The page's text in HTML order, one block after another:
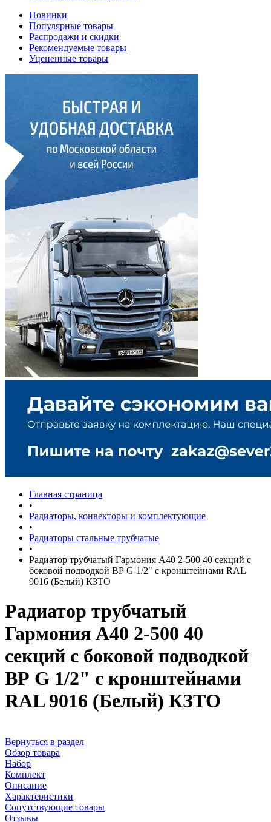
Новинки
Популярные товары
Распродажи и скидки
Рекомендуемые товары
Уцененные товары
Главная страница
•
Радиаторы, конвекторы и комплектующие
•
Радиаторы стальные трубчатые
•
Радиатор трубчатый Гармония А40 2-500 40 секций с
боковой подводкой ВР G 1/2" с кронштейнами RAL
9016 (Белый) КЗТО
Радиатор трубчатый
Гармония А40 2-500 40
секций с боковой подводкой
ВР G 1/2" с кронштейнами
RAL 9016 (Белый) КЗТО
Вернуться в раздел
Обзор товара
Набор
Комплект
Описание
Характеристики
Сопутствующие товары
Отзывы